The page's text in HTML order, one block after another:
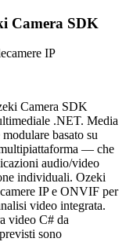
Camera SDK
IP
Camera SDK
.NET. Media
basato su
— che
audio/video
individuali. Ozeki
IP e ONVIF per
video integrata.
video C# da
sono